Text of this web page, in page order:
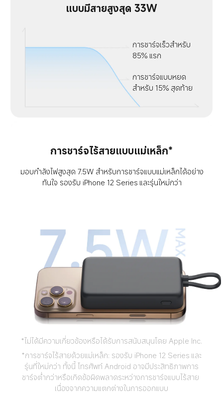
แบบมีสายสูงสุด 33W
การชาร์จเร็วสำหรับ
85% แรก
การชาร์จแบบหยด
สำหรับ 15% สุดท้าย
การชาร์จไร้สายแบบแม่เหล็ก*
มอบกำลังไฟสูงสุด 7.5W สำหรับการชาร์จแบบแม่เหล็กได้อย่าง
ทันใจ รองรับ iPhone 12 Series และรุ่นใหม่กว่า
*ไม่ได้มีความเกี่ยวข้องหรือได้รับการสนับสนุนโดย Apple Inc.
*การชาร์จไร้สายด้วยแม่เหล็ก: รองรับ iPhone 12 Series และ
รุ่นที่ใหม่กว่า ทั้งนี้ โทรศัพท์ Android อาจมีประสิทธิภาพการ
ชาร์จต่ำกว่าหรือเกิดข้อผิดพลาดระหว่างการชาร์จแบบไร้สาย
เนื่องจากความแตกต่างในการออกแบบ